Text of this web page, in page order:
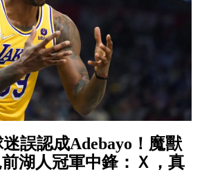
誤認成Adebayo！魔獸
湖人冠軍中鋒：Ｘ，真